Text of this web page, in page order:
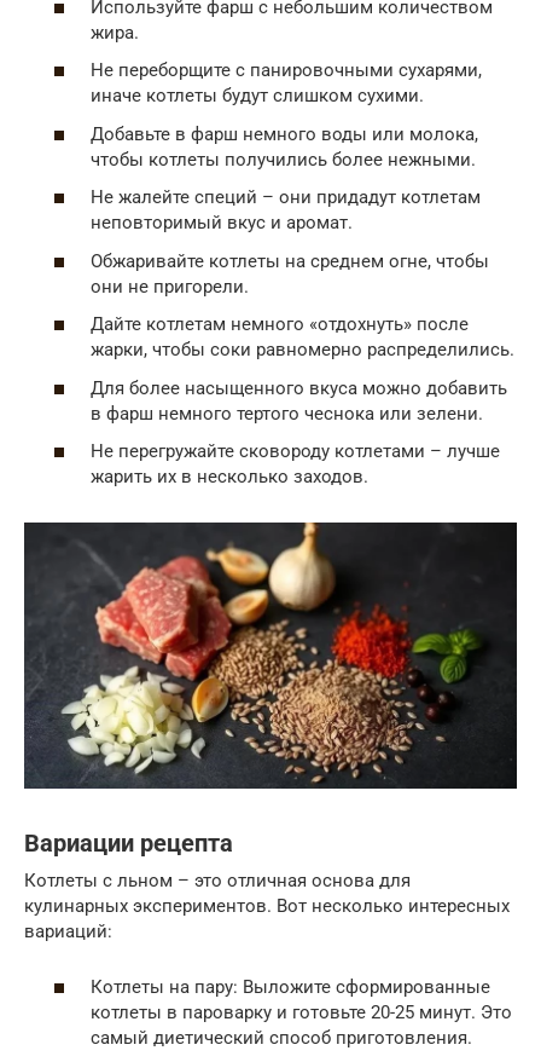
Используйте фарш с небольшим количеством
жира.
Не переборщите с панировочными сухарями,
иначе котлеты будут слишком сухими.
Добавьте в фарш немного воды или молока,
чтобы котлеты получились более нежными.
Не жалейте специй – они придадут котлетам
неповторимый вкус и аромат.
Обжаривайте котлеты на среднем огне, чтобы
они не пригорели.
Дайте котлетам немного «отдохнуть» после
жарки, чтобы соки равномерно распределились.
Для более насыщенного вкуса можно добавить
в фарш немного тертого чеснока или зелени.
Не перегружайте сковороду котлетами – лучше
жарить их в несколько заходов.
Вариации рецепта
Котлеты с льном – это отличная основа для
кулинарных экспериментов. Вот несколько интересных
вариаций:
Котлеты на пару: Выложите сформированные
котлеты в пароварку и готовьте 20-25 минут. Это
самый диетический способ приготовления.